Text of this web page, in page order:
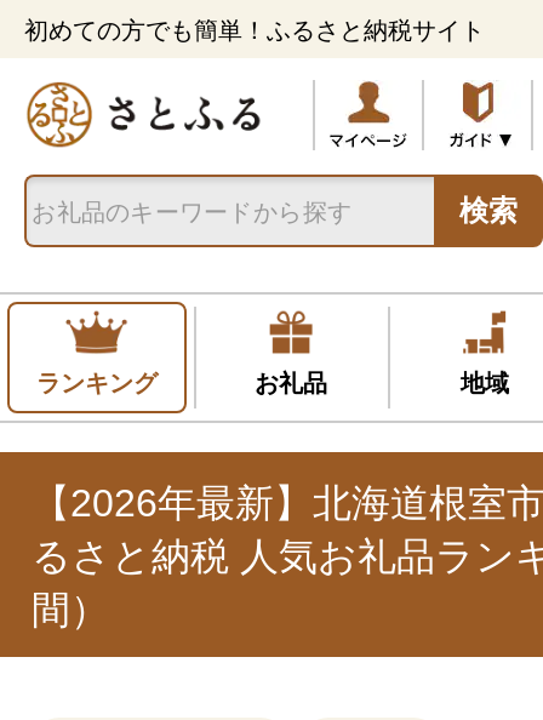
初めての方でも簡単！ふるさと納税サイト
検索
ランキング お礼品 地域
【2026年最新】北海道根室
るさと納税 人気お礼品ラン
間）